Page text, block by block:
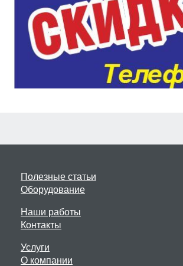
Полезные статьи
Оборудование
Наши работы
Контакты
Услуги
О компании